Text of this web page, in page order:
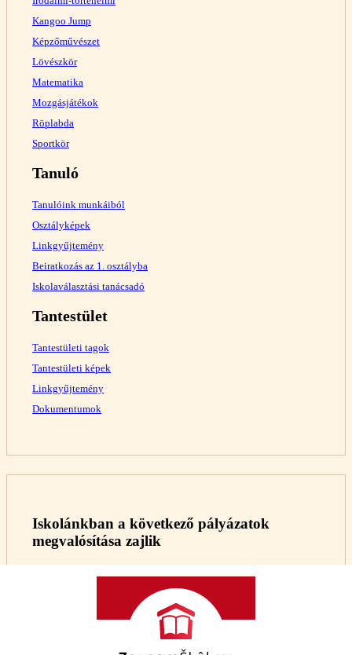
Kangoo Jump
Képzőművészet
Lövészkör
Matematika
Mozgásjátékok
Röplabda
Sportkör
Tanuló
Tanulóink munkáiból
Osztályképek
Linkgyűjtemény
Beiratkozás az 1. osztályba
Iskolaválasztási tanácsadó
Tantestület
Tantestületi tagok
Tantestületi képek
Linkgyűjtemény
Dokumentumok
Iskolánkban a következő pályázatok
megvalósítása zajlik